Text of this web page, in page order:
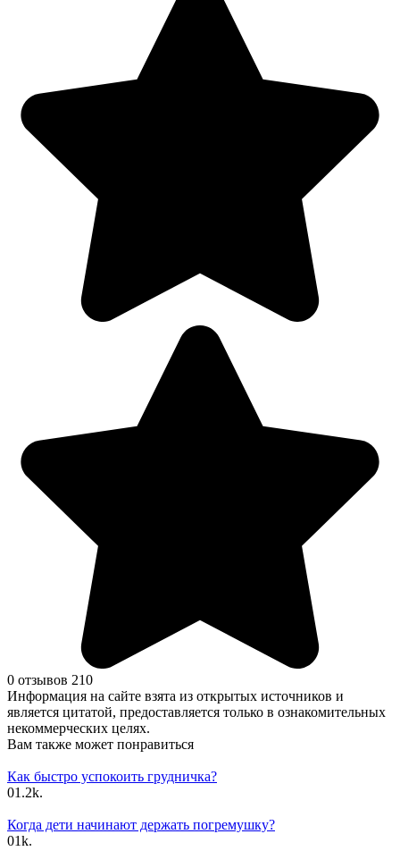
0 отзывов 210
Информация на сайте взята из открытых источников и
является цитатой, предоставляется только в ознакомительных
некоммерческих целях.
Вам также может понравиться
Как быстро успокоить грудничка?
01.2k.
Когда дети начинают держать погремушку?
01k.